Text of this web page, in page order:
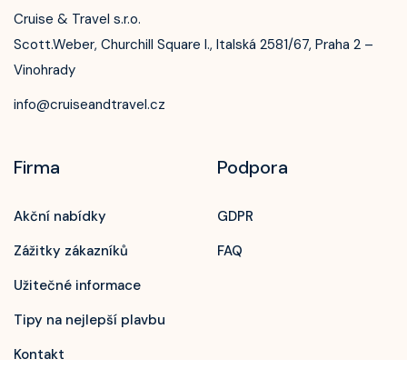
+420 603 172 604
Cruise & Travel s.r.o.
Scott.Weber, Churchill Square I., Italská 2581/67, Praha 2 –
Vinohrady
info@cruiseandtravel.cz
Firma
Akční nabídky
Zážitky zákazníků
Užitečné informace
Tipy na nejlepší plavbu
Kontakt
Podpora
GDPR
FAQ